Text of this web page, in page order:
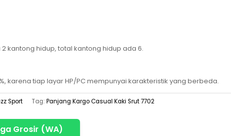
kantong hidup, total kantong hidup ada 6.
karena tiap layar HP/PC mempunyai karakteristik yang berbeda.
Sport Tag:Panjang Kargo Casual Kaki Srut 7702
Grosir (WA)